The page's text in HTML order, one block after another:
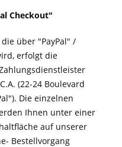
Checkout"
über "PayPal" /
erfolgt die
(22-24 Boulevard
Die einzelnen
Ihnen unter einer
auf unserer
Bestellvorgang